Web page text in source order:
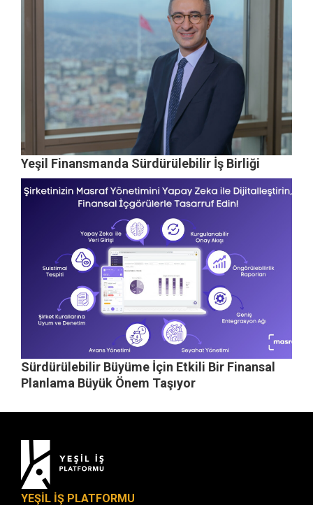
Yeşil Finansmanda Sürdürülebilir İş Birliği
Sürdürülebilir Büyüme İçin Etkili Bir Finansal
Planlama Büyük Önem Taşıyor
YEŞİL İŞ PLATFORMU